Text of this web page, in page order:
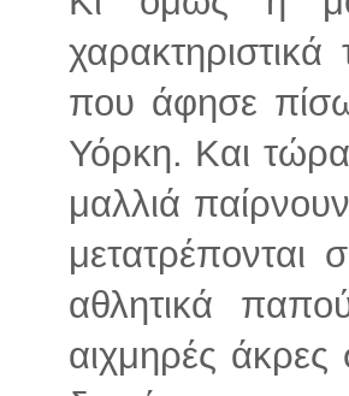
που άφησε
Υόρκη. Και
μαλλιά
αθλητικά
αιχμηρές άκρες